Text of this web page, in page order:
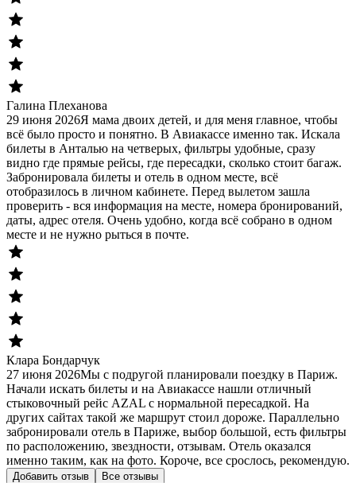
Галина Плеханова
29 июня 2026Я мама двоих детей, и для меня главное, чтобы
всё было просто и понятно. В Авиакассе именно так. Искала
билеты в Анталью на четверых, фильтры удобные, сразу
видно где прямые рейсы, где пересадки, сколько стоит багаж.
Забронировала билеты и отель в одном месте, всё
отобразилось в личном кабинете. Перед вылетом зашла
проверить - вся информация на месте, номера бронирований,
даты, адрес отеля. Очень удобно, когда всё собрано в одном
месте и не нужно рыться в почте.
Клара Бондарчук
27 июня 2026Мы с подругой планировали поездку в Париж.
Начали искать билеты и на Авиакассе нашли отличный
стыковочный рейс AZAL с нормальной пересадкой. На
других сайтах такой же маршрут стоил дороже. Параллельно
забронировали отель в Париже, выбор большой, есть фильтры
по расположению, звездности, отзывам. Отель оказался
именно таким, как на фото. Короче, все срослось, рекомендую.
Добавить отзыв Все отзывы